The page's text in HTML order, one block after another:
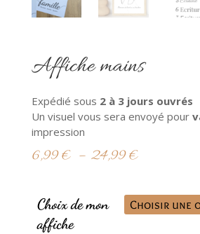
Affiche mains
Expédié sous 2à 3 jours ouvrés
Un visuel vous sera envoyé pour
impression
6,99€ – 24,99€Plage
6,99 €
à
Choix de mon
affiche